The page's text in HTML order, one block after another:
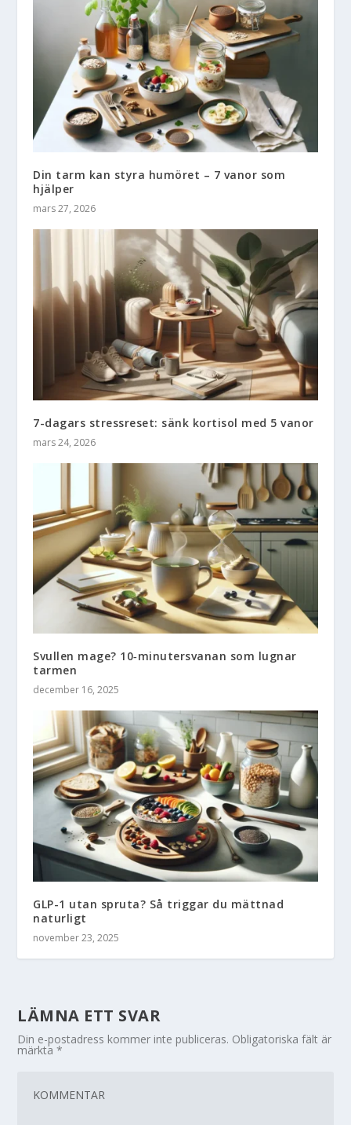
Din tarm kan styra humöret – 7 vanor som
hjälper
mars 27, 2026
7-dagars stressreset: sänk kortisol med 5 vanor
mars 24, 2026
Svullen mage? 10‑minutersvanan som lugnar
tarmen
december 16, 2025
GLP-1 utan spruta? Så triggar du mättnad
naturligt
november 23, 2025
LÄMNA ETT SVAR
Din e-postadress kommer inte publiceras. Obligatoriska fält är
märkta*